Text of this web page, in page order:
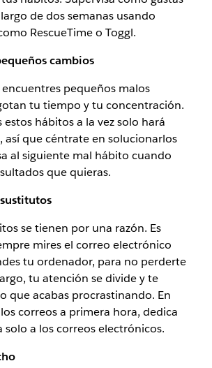
de dos semanas usando
RescueTime o Toggl.
cambios
encuentres pequeños malos
tu tiempo y tu concentración.
hábitos a la vez solo hará
así que céntrate en solucionarlos
al siguiente mal hábito cuando
que quieras.
se tienen por una razón. Es
mires el correo electrónico
tu ordenador, para no perderte
tu atención se divide y te
que acabas procrastinando. En
correos a primera hora, dedica
solo a los correos electrónicos.